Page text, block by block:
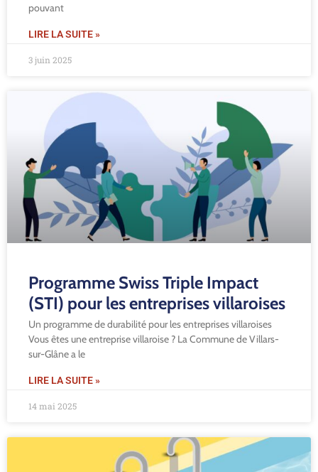
pouvant
LIRE LA SUITE »
3 juin 2025
Programme Swiss Triple Impact
(STI) pour les entreprises villaroises
Un programme de durabilité pour les entreprises villaroises
Vous êtes une entreprise villaroise ? La Commune de Villars-
sur-Glâne a le
LIRE LA SUITE »
14 mai 2025